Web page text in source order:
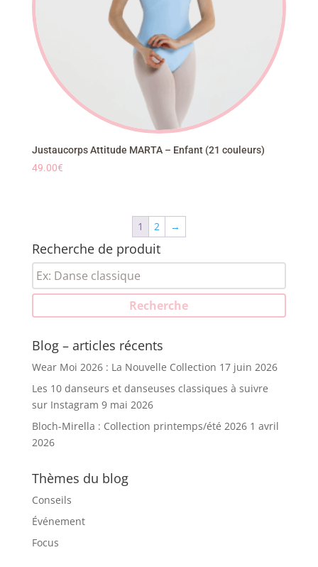
Justaucorps Attitude MARTA – Enfant (21 couleurs)
49.00€
1 2 →
Recherche de produit
Recherche
pour :
Recherche
Blog – articles récents
Wear Moi 2026 : La Nouvelle Collection 17 juin 2026
Les 10 danseurs et danseuses classiques à suivre
sur Instagram 9 mai 2026
Bloch-Mirella : Collection printemps/été 2026 1 avril
2026
Thèmes du blog
Conseils
Événement
Focus